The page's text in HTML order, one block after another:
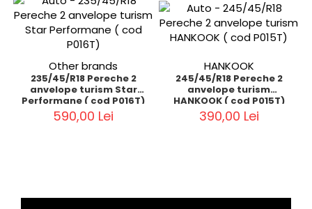
Other brands
235/45/R18 Pereche 2
anvelope turism Star
Performane ( cod P016T)
590,00 Lei
HANKOOK
245/45/R18 Pereche 2
anvelope turism
HANKOOK ( cod P015T)
390,00 Lei